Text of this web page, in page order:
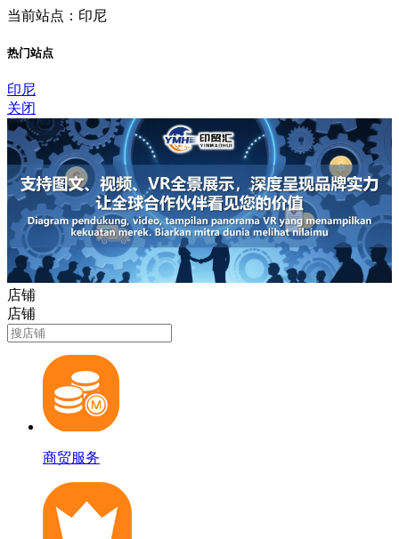
当前站点：印尼
热门站点
印尼
关闭
店铺
店铺
商贸服务